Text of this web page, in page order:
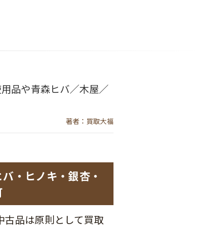
品や青森ヒバ／木屋／
著者：買取大福
・ヒノキ・銀杏・
古品は原則として買取